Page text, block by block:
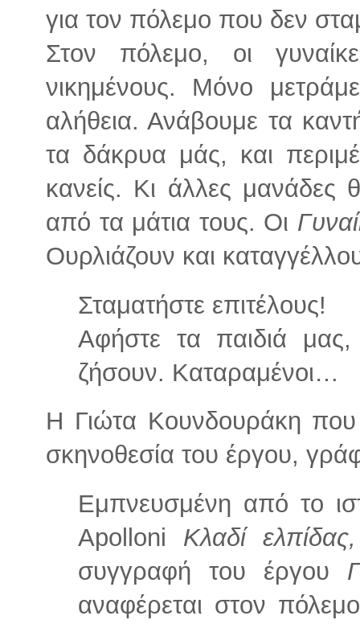
για τον πόλεμο που δεν
Στον πόλεμο, οι
νικημένους. Μόνο
αλήθεια. Ανάβουμε τα
τα δάκρυα μάς, και
κανείς. Κι άλλες μανάδες
από τα μάτια τους. Οι
Ουρλιάζουν και
Σταματήστε επιτέλους!
Αφήστε τα παιδιά
ζήσουν. Καταραμένοι…
Η Γιώτα Κουνδουράκη που
σκηνοθεσία του έργου,
Εμπνευσμένη από το
Apolloni Κλαδί
συγγραφή του έργου
αναφέρεται στον